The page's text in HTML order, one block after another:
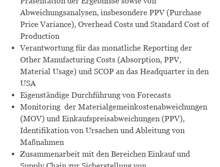
Abweichungsanalysen, insbesondere PPV (Purchase
Price Variance), Overhead Costs und Standard Cost of
Production
Verantwortung für das monatliche Reporting der
Other Manufacturing Costs (Absorption, PPV,
Material Usage) und SCOP an das Headquarter in den
USA
Eigenständige Durchführung von Forecasts
Monitoring der Materialgemeinkostenabweichungen
(MOV) und Einkaufspreisabweichungen (PPV),
Identifikation von Ursachen und Ableitung von
Maßnahmen
Zusammenarbeit mit den Bereichen Einkauf und